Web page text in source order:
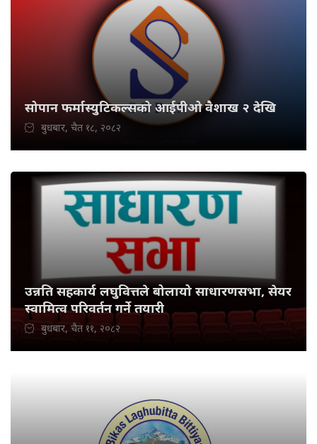
सोपान फर्मास्युटिकल्सको आईपीओ वैशाख २ देखि
बुधबार, चैत १८, २०८२
उन्नति सहकार्य लघुवित्तले बोलायो साधारणसभा, सेयर
स्वामित्व परिवर्तन गर्ने तयारी
बुधबार, चैत ११, २०८२